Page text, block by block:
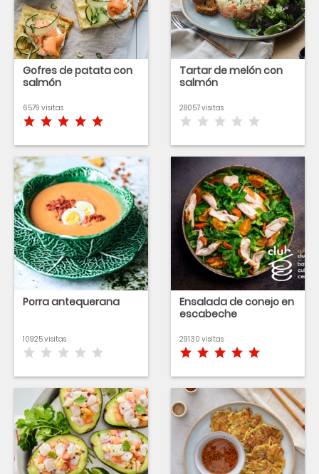
Gofres de patata con
salmón
6579 visitas
Tartar de melón con
salmón
28057 visitas
Porra antequerana
10925 visitas
Ensalada de conejo en
escabeche
29130 visitas